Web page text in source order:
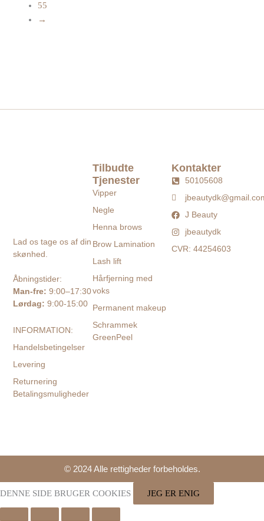
55
→
Lad os tage os af din
skønhed.
Åbningstider:
Man-fre:9:00–17:30
Lørdag: 9:00-15:00
INFORMATION:
Handelsbetingelser
Levering
Returnering
Betalingsmuligheder
Tilbudte
Tjenester
Vipper
Negle
Henna brows
Brow Lamination
Lash lift
Hårfjerning med
voks
Permanent makeup
Schrammek
GreenPeel
Kontakter
50105608
J Beauty
jbeautydk
CVR: 44254603
© 2024 Alle rettigheder forbeholdes.
DENNE SIDE BRUGER COOKIES JEG ER ENIG